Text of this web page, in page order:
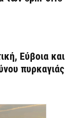
Εύβοια και
πυρκαγιάς
οφειλών από